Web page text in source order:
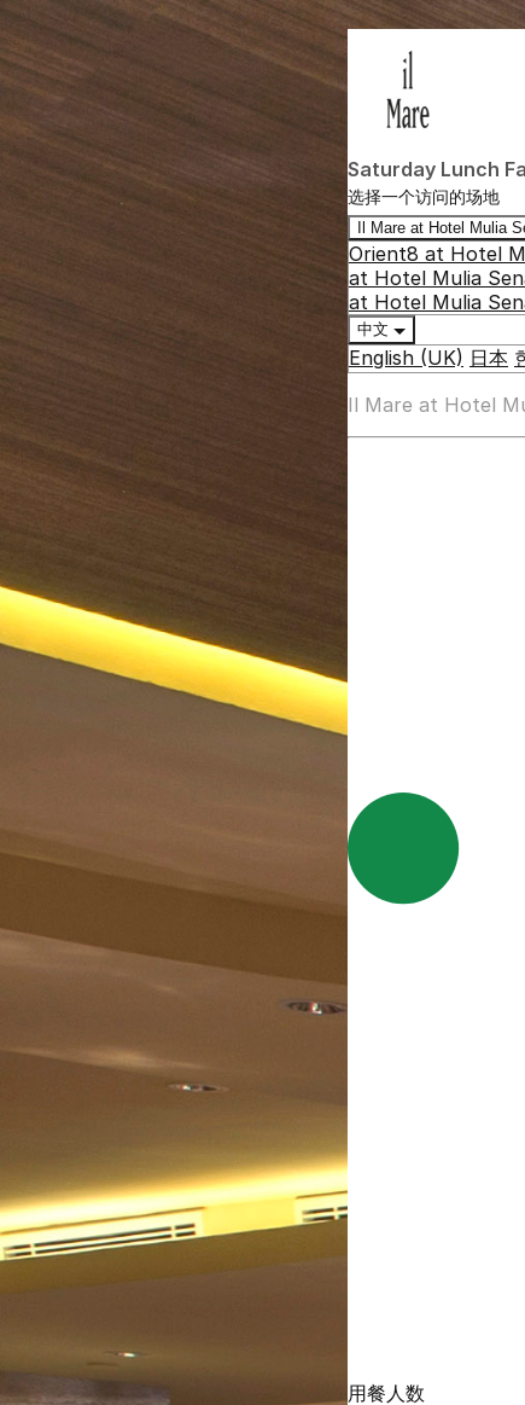
Saturday Lunch
选择一个访问的场地
Il Mare at Hotel Mulia
Orient8 at Hotel
at Hotel Mulia
at Hotel Mulia
中文
English (UK) 日本
Il Mare at Hotel
用餐人数